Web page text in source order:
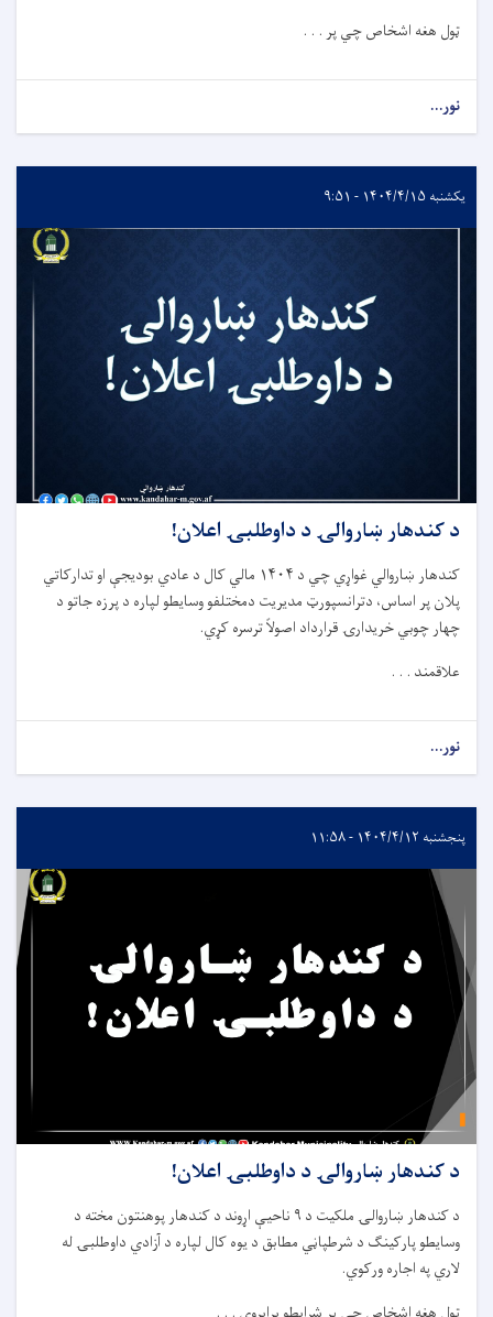
ټول هغه اشخاص چي پر . . .
نور...
یکشنبه ۱۴۰۴/۴/۱۵ - ۹:۵۱
د کندهار ښاروالۍ د داوطلبۍ اعلان!
کندهار ښاروالي غواړي چي د ۱۴۰۴ مالي کال د عادي بودیجې او تدارکاتي
پلان پر اساس، دترانسپورټ مدیریت دمختلفو وسایطو لپاره د پرزه جاتو د
چهار چوبي خریدارۍ قرارداد اصولاً ترسره کړي.
علاقمند . . .
نور...
پنجشنبه ۱۴۰۴/۴/۱۲ - ۱۱:۵۸
د کندهار ښاروالۍ د داوطلبۍ اعلان!
د کندهار ښاروالۍ ملکیت د ۹ ناحیې اړوند د کندهار پوهنتون مخته د
وسایطو پارکینګ د شرطپاڼي مطابق د یوه کال لپاره د آزادي داوطلبۍ له
لاري په اجاره ورکوي.